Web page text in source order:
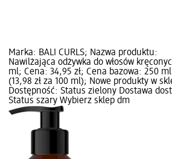
Marka: BALI CURLS; Nazwa produktu:
Nawilżająca odżywka do włosów
ml; Cena: 34,95 zł; Cena bazowa: 250 ml
(13,98 zł za 100 ml); Nowe produkty w
Dostępność: Status zielony Dostawa
Status szary Wybierz sklep dm